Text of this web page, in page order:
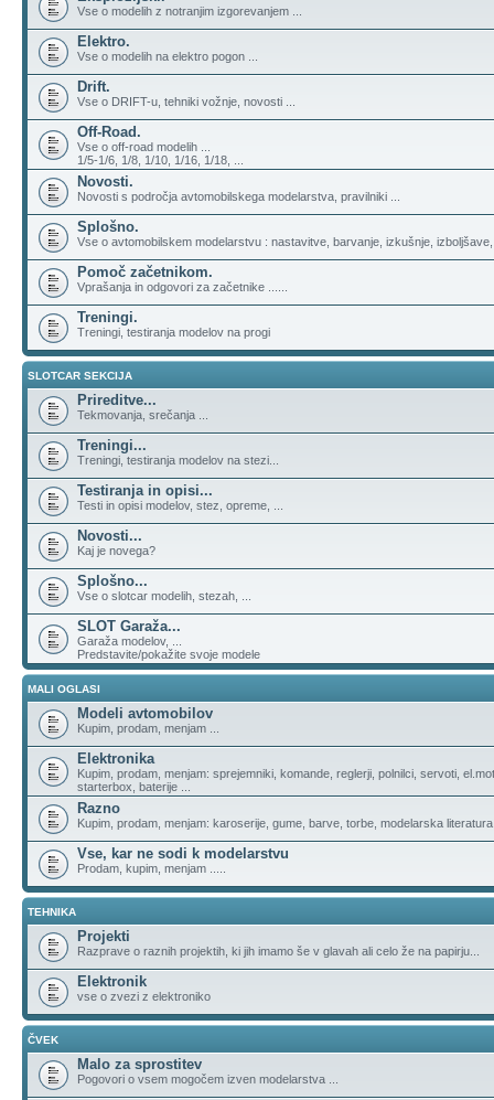
Vse o modelih z notranjim izgorevanjem ...
Elektro.
Vse o modelih na elektro pogon ...
Drift.
Vse o DRIFT-u, tehniki vožnje, novosti ...
Off-Road.
Vse o off-road modelih ...
1/5-1/6, 1/8, 1/10, 1/16, 1/18, ...
Novosti.
Novosti s področja avtomobilskega modelarstva, pravilniki ...
Splošno.
Vse o avtomobilskem modelarstvu : nastavitve, barvanje, izkušnje,
Pomoč začetnikom.
Vprašanja in odgovori za začetnike ......
Treningi.
Treningi, testiranja modelov na progi
SLOTCAR SEKCIJA
Prireditve...
Tekmovanja, srečanja ...
Treningi...
Treningi, testiranja modelov na stezi...
Testiranja in opisi...
Testi in opisi modelov, stez, opreme, ...
Novosti...
Kaj je novega?
Splošno...
Vse o slotcar modelih, stezah, ...
SLOT Garaža...
Garaža modelov, ...
Predstavite/pokažite svoje modele
MALI OGLASI
Modeli avtomobilov
Kupim, prodam, menjam ...
Elektronika
Kupim, prodam, menjam: sprejemniki, komande, reglerji, polnilci, servoti,
starterbox, baterije ...
Razno
Kupim, prodam, menjam: karoserije, gume, barve, torbe, modelarska
Vse, kar ne sodi k modelarstvu
Prodam, kupim, menjam .....
TEHNIKA
Projekti
Razprave o raznih projektih, ki jih imamo še v glavah ali celo že na papirju...
Elektronik
vse o zvezi z elektroniko
ČVEK
Malo za sprostitev
Pogovori o vsem mogočem izven modelarstva ...